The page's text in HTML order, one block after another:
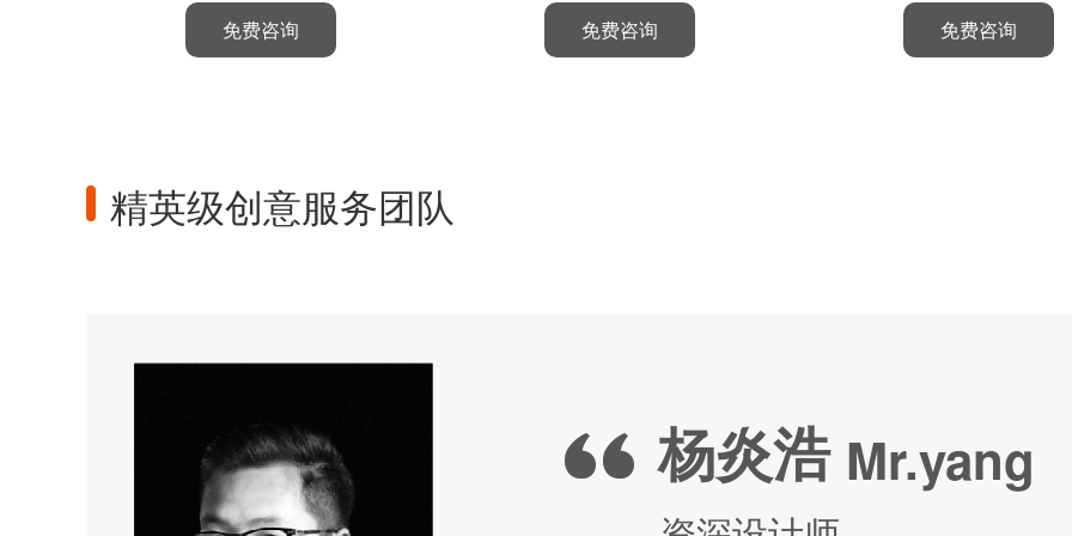
免费咨询 免费咨询 免费咨询
精英级创意服务团队
陈志飞Mr.chen
周慧明Ms.zhou
赵雷Mr.zhao
李守印 Mr.Li
刘新平 Mr.liu
郭梦歌 Ms.guo
杨炎浩 Mr.yang
陈志飞Mr.chen
周慧明Ms.zhou
赵雷Mr.zhao
李守印 Mr.Li
刘新平 Mr.liu
郭梦歌 Ms.guo
杨炎浩 Mr.yang
Mr.chen
Ms.zhou
Mr.zhao
Mr.Li
Mr.liu
Ms.guo
Mr.yang